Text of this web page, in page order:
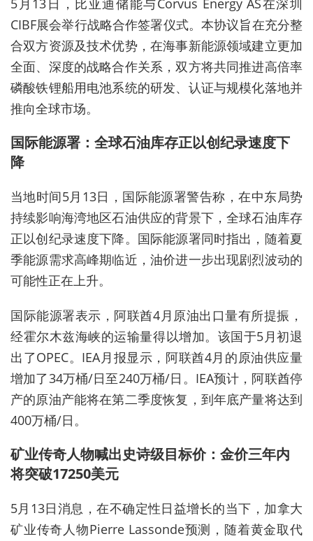
5月13日，比亚迪储能与Corvus Energy AS在深圳
CIBF展会举行战略合作签署仪式。本协议旨在充分整
合双方资源及技术优势，在海事新能源领域建立更加
全面、深度的战略合作关系，双方将共同推进高倍率
磷酸铁锂船用电池系统的研发、认证与规模化落地并
推向全球市场。
国际能源署：全球石油库存正以创纪录速度下
降
当地时间5月13日，国际能源署警告称，在中东局势
持续影响海湾地区石油供应的背景下，全球石油库存
正以创纪录速度下降。国际能源署同时指出，随着夏
季能源需求高峰期临近，油价进一步出现剧烈波动的
可能性正在上升。
国际能源署表示，阿联酋4月原油出口量有所提振，
经霍尔木兹海峡的运输量得以增加。该国于5月初退
出了OPEC。IEA月报显示，阿联酋4月的原油供应量
增加了34万桶/日至240万桶/日。IEA预计，阿联酋停
产的原油产能将在第二季度恢复，到年底产量将达到
400万桶/日。
矿业传奇人物喊出史诗级目标价：金价三年内
将突破17250美元
5月13日消息，在不确定性日益增长的当下，加拿大
矿业传奇人物Pierre Lassonde预测，随着黄金取代